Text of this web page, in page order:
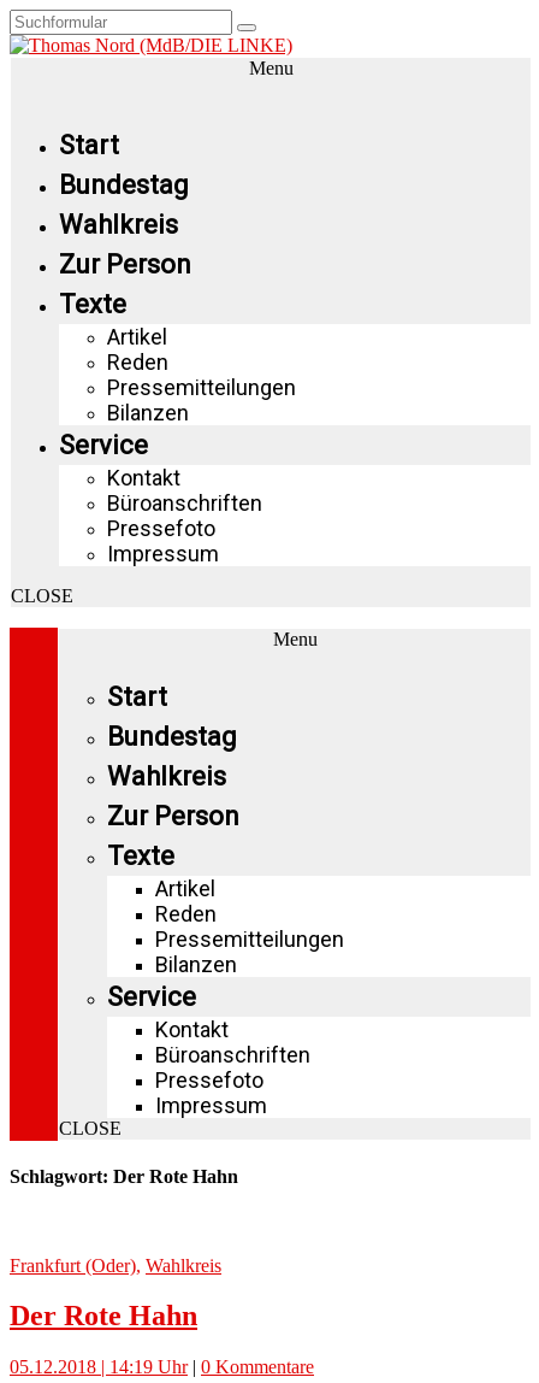
Menu
Start
Bundestag
Wahlkreis
Zur Person
Texte
Artikel
Reden
Pressemitteilungen
Bilanzen
Service
Kontakt
Büroanschriften
Pressefoto
Impressum
CLOSE
Menu
Start
Bundestag
Wahlkreis
Zur Person
Texte
Artikel
Reden
Pressemitteilungen
Bilanzen
Service
Kontakt
Büroanschriften
Pressefoto
Impressum
CLOSE
Schlagwort: Der Rote Hahn
Frankfurt (Oder), Wahlkreis
Der Rote Hahn
05.12.2018 | 14:19 Uhr| 0 Kommentare